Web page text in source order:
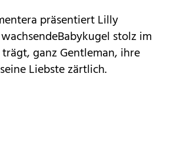
präsentiert Lilly
stolz im
ganz Gentleman, ihre
Liebste zärtlich.